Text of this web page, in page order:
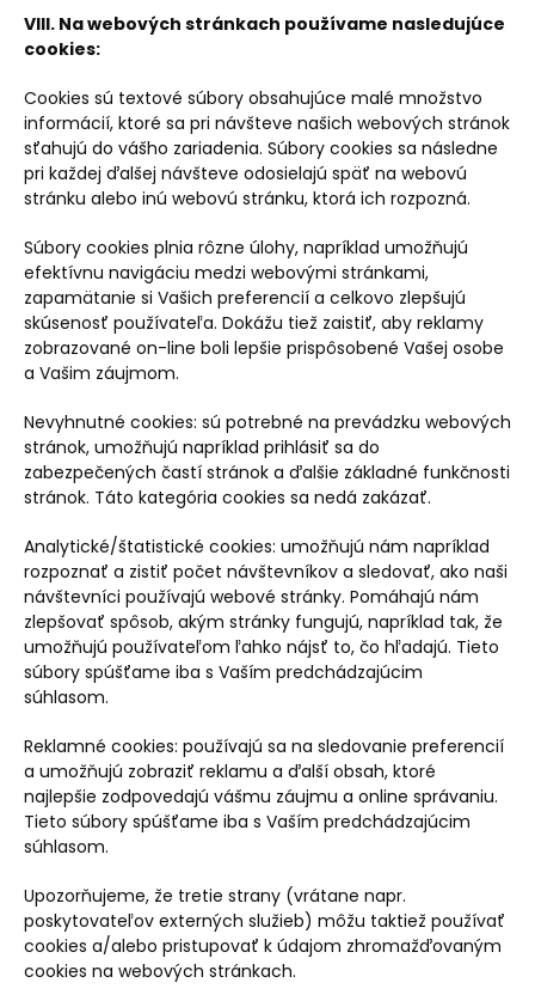
VIII. Na webových stránkach používame nasledujúce
cookies:
Cookies sú textové súbory obsahujúce malé množstvo
informácií, ktoré sa pri návšteve našich webových stránok
sťahujú do vášho zariadenia. Súbory cookies sa následne
pri každej ďalšej návšteve odosielajú späť na webovú
stránku alebo inú webovú stránku, ktorá ich rozpozná.
Súbory cookies plnia rôzne úlohy, napríklad umožňujú
efektívnu navigáciu medzi webovými stránkami,
zapamätanie si Vašich preferencií a celkovo zlepšujú
skúsenosť používateľa. Dokážu tiež zaistiť, aby reklamy
zobrazované on-line boli lepšie prispôsobené Vašej osobe
a Vašim záujmom.
Nevyhnutné cookies: sú potrebné na prevádzku webových
stránok, umožňujú napríklad prihlásiť sa do
zabezpečených častí stránok a ďalšie základné funkčnosti
stránok. Táto kategória cookies sa nedá zakázať.
Analytické/štatistické cookies: umožňujú nám napríklad
rozpoznať a zistiť počet návštevníkov a sledovať, ako naši
návštevníci používajú webové stránky. Pomáhajú nám
zlepšovať spôsob, akým stránky fungujú, napríklad tak, že
umožňujú používateľom ľahko nájsť to, čo hľadajú. Tieto
súbory spúšťame iba s Vaším predchádzajúcim
súhlasom.
Reklamné cookies: používajú sa na sledovanie preferencií
a umožňujú zobraziť reklamu a ďalší obsah, ktoré
najlepšie zodpovedajú vášmu záujmu a online správaniu.
Tieto súbory spúšťame iba s Vaším predchádzajúcim
súhlasom.
Upozorňujeme, že tretie strany (vrátane napr.
poskytovateľov externých služieb) môžu taktiež používať
cookies a/alebo pristupovať k údajom zhromažďovaným
cookies na webových stránkach.